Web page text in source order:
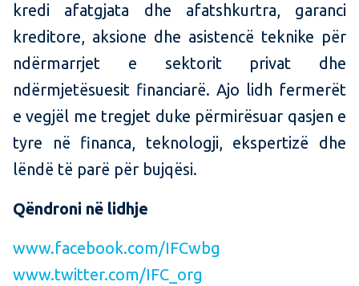
kredi afatgjata dhe afatshkurtra, garanci
kreditore, aksione dhe asistencë teknike për
ndërmarrjet e sektorit privat dhe
ndërmjetësuesit financiarë. Ajo lidh fermerët
e vegjël me tregjet duke përmirësuar qasjen e
tyre në financa, teknologji, ekspertizë dhe
lëndë të parë për bujqësi.
Qëndroni në lidhje
www.facebook.com/IFCwbg
www.twitter.com/IFC_org